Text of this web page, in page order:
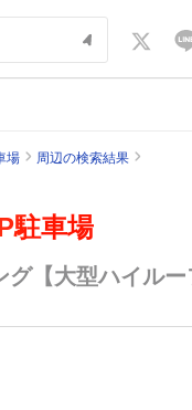
場 周辺の検索結果
駐車場
【大型ハイルー